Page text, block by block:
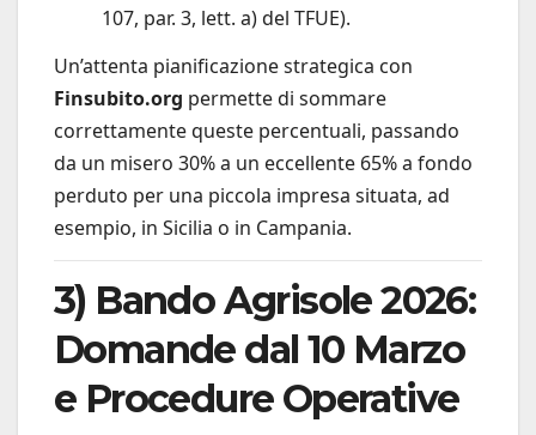
107, par. 3, lett. a) del TFUE).
Un’attenta pianificazione strategica con
Finsubito.org permette di sommare
correttamente queste percentuali, passando
da un misero 30% a un eccellente 65% a fondo
perduto per una piccola impresa situata, ad
esempio, in Sicilia o in Campania.
3) Bando Agrisole 2026:
Domande dal 10 Marzo
e Procedure Operative